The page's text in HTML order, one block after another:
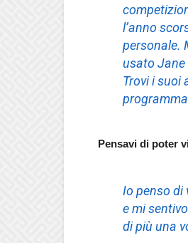
l’anno
personale.
usato Jane
Trovi i suoi
Pensavi di poter
Io penso di
e mi
di più una